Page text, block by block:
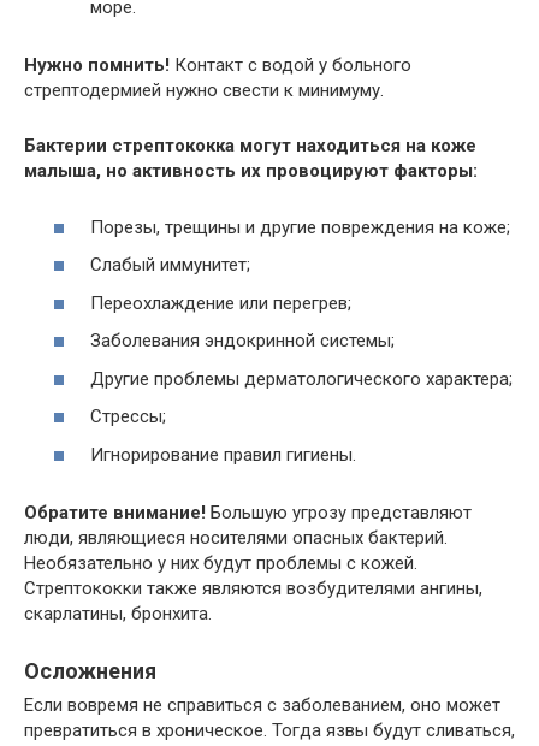
море.
Нужно помнить! Контакт с водой у больного
стрептодермией нужно свести к минимуму.
Бактерии стрептококка могут находиться на коже
малыша, но активность их провоцируют факторы:
Порезы, трещины и другие повреждения на коже;
Слабый иммунитет;
Переохлаждение или перегрев;
Заболевания эндокринной системы;
Другие проблемы дерматологического характера;
Стрессы;
Игнорирование правил гигиены.
Обратите внимание! Большую угрозу представляют
люди, являющиеся носителями опасных бактерий.
Необязательно у них будут проблемы с кожей.
Стрептококки также являются возбудителями ангины,
скарлатины, бронхита.
Осложнения
Если вовремя не справиться с заболеванием, оно может
превратиться в хроническое. Тогда язвы будут сливаться,